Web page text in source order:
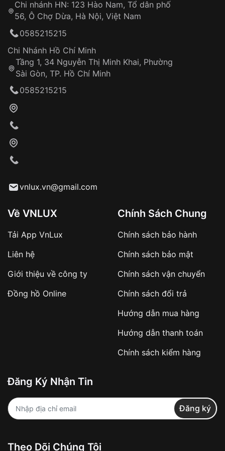
Từ khóa SEO:
Khách hàng kiểm tra và thanh toán trực tiếp
Từ khóa SEO:
sản phẩm đặc biệt
hàng
Số tiền còn lại thanh toán khi nhận hàng hoặc
✔️ Đảm bảo xử lý đơn hàng nhanh chóng
✔️ Hạn chế tình trạng hủy đơn không mong
Từ khóa SEO:
Khách hàng được
Đảm bảo quyền lợi khách hàng
Đồng hành cùng khách hàng trong suốt quá
trình sử dụng
Chi nhánh HN: 123 Hào Nam, Tổ dân phố
56, Ô Chợ Dừa, Hà Nội, Việt Nam
0585215215
Chi Nhánh Hồ Chí Minh
Tầng 1, 34 Nguyễn Thị Minh Khai, Phường
Sài Gòn, TP. Hồ Chí Minh
0585215215
vnlux.vn@gmail.com
Về VNLUX
Tải App VnLux
Liên hệ
Giới thiệu về công ty
Đồng hồ Online
Chính Sách Chung
Chính sách bảo hành
Chính sách bảo mật
Chính sách vận chuyển
Chính sách đổi trả
Hướng dẫn mua hàng
Hướng dẫn thanh toán
Chính sách kiểm hàng
Đăng Ký Nhận Tin
Đăng ký
Theo Dõi Chúng Tôi